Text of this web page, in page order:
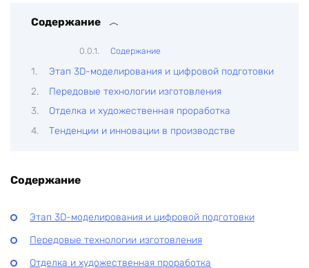
Содержание
Содержание
Этап 3D-моделирования и цифровой подготовки
Передовые технологии изготовления
Отделка и художественная проработка
Тенденции и инновации в производстве
Содержание
Этап 3D-моделирования и цифровой подготовки
Передовые технологии изготовления
Отделка и художественная проработка